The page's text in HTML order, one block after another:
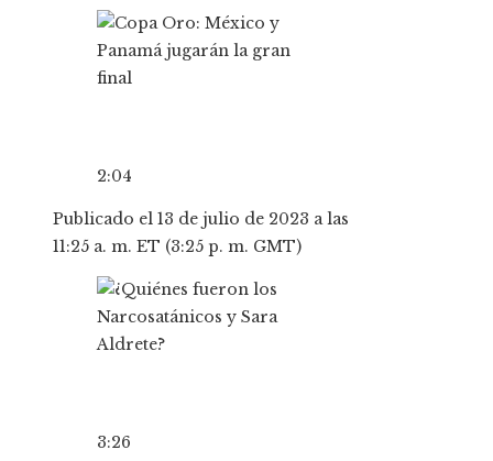
2:04
Publicado el 13 de julio de 2023 a las
11:25 a. m. ET (3:25 p. m. GMT)
3:26